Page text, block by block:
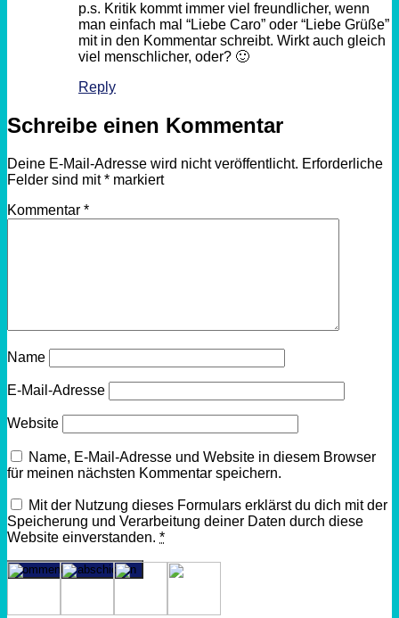
p.s. Kritik kommt immer viel freundlicher, wenn
man einfach mal “Liebe Caro” oder “Liebe Grüße”
mit in den Kommentar schreibt. Wirkt auch gleich
viel menschlicher, oder? 🙂
Reply
Schreibe einen Kommentar
Deine E-Mail-Adresse wird nicht veröffentlicht. Erforderliche
Felder sind mit* markiert
Kommentar *
Name
E-Mail-Adresse
Website
Name, E-Mail-Adresse und Website in diesem Browser
für meinen nächsten Kommentar speichern.
Mit der Nutzung dieses Formulars erklärst du dich mit der
Speicherung und Verarbeitung deiner Daten durch diese
Website einverstanden. *